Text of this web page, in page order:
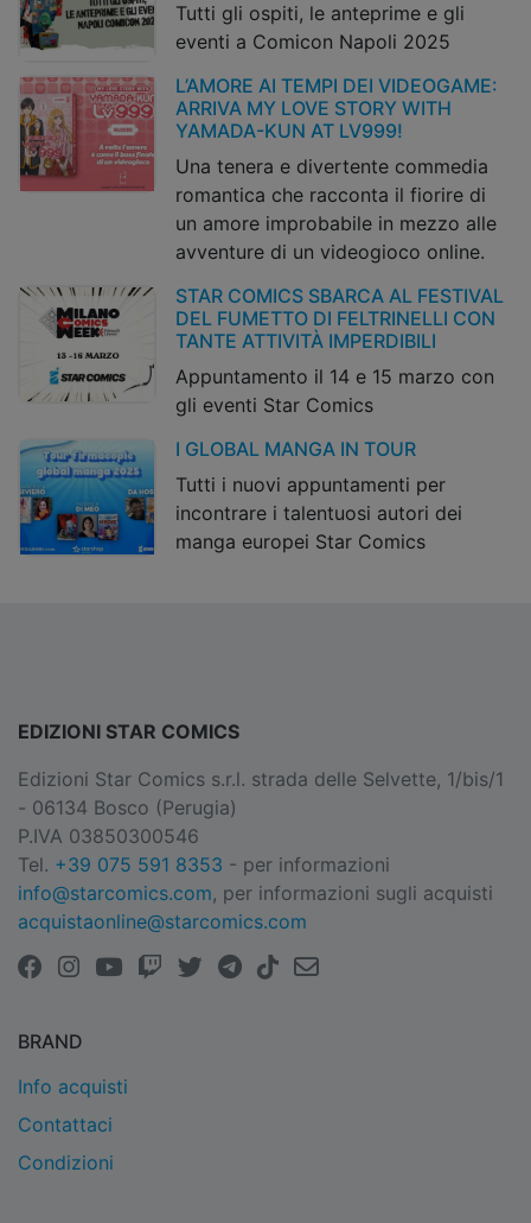
Tutti gli ospiti, le anteprime e gli
eventi a Comicon Napoli 2025
L’AMORE AI TEMPI DEI VIDEOGAME:
ARRIVA MY LOVE STORY WITH
YAMADA-KUN AT LV999!
Una tenera e divertente commedia
romantica che racconta il fiorire di
un amore improbabile in mezzo alle
avventure di un videogioco online.
STAR COMICS SBARCA AL FESTIVAL
DEL FUMETTO DI FELTRINELLI CON
TANTE ATTIVITÀ IMPERDIBILI
Appuntamento il 14 e 15 marzo con
gli eventi Star Comics
I GLOBAL MANGA IN TOUR
Tutti i nuovi appuntamenti per
incontrare i talentuosi autori dei
manga europei Star Comics
EDIZIONI STAR COMICS
Edizioni Star Comics s.r.l. strada delle Selvette, 1/bis/1
- 06134 Bosco (Perugia)
P.IVA 03850300546
Tel. +39 075 591 8353 - per informazioni
info@starcomics.com, per informazioni sugli acquisti
acquistaonline@starcomics.com
BRAND
Info acquisti
Contattaci
Condizioni